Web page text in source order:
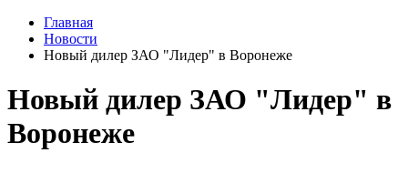
Главная
Новости
Новый дилер ЗАО "Лидер" в Воронеже
Новый дилер ЗАО "Лидер" в
Воронеже